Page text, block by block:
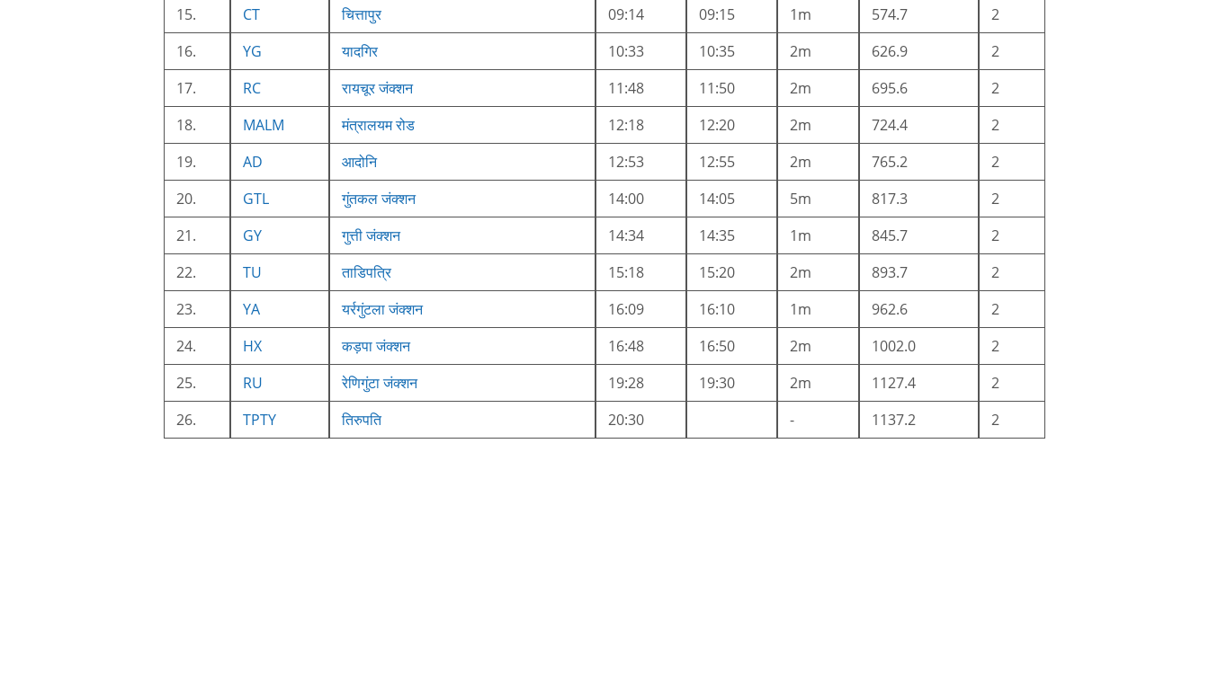
15.
CT चित्तापुर 09:14 09:15 1m 574.7
2
16.
YG यादगिर 10:33 10:35 2m 626.9
2
17.
RC रायचूर जंक्शन 11:48 11:50 2m 695.6
2
18.
MALM मंत्रालयम रोड 12:18 12:20 2m 724.4
2
19.
AD आदोनि 12:53 12:55 2m 765.2
2
20.
GTL गुंतकल जंक्शन 14:00 14:05 5m 817.3
2
21.
GY गुत्ती जंक्शन 14:34 14:35 1m 845.7
2
22.
TU ताडिपत्रि 15:18 15:20 2m 893.7
2
23.
YA यर्रगुंटला जंक्शन 16:09 16:10 1m 962.6
2
24.
HX कड़पा जंक्शन 16:48 16:50 2m 1002.0
2
25.
RU रेणिगुंटा जंक्शन 19:28 19:30 2m 1127.4
2
26.
TPTY तिरुपति 20:30 - 1137.2 2